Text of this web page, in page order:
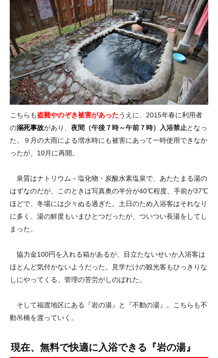
こちらも盗難やのぞき被害があったうえに、2015年春に利用者
の溺死事故があり、 夜間（午後７時～午前７時）入浴禁止となっ
た。９月の大雨による増水時にも被害にあって一時使用できなか
ったが、10月に再開。
泉質はナトリウム－塩化物・炭酸水素塩泉で、あたたまる湯の
はずなのだが、このときは写真奥の半分が40℃程度、手前が37℃
ほどで、冬場には少々ぬる過ぎた。土日のため入浴客はそれなり
に多く、湯の鮮度もいまひとつだったが、ついつい長湯をしてし
まった。
協力金100円を入れる箱があるが、目立たないせいか入浴客は
ほとんど気付かないようだった。見学だけの観光客もひっきりな
しにやってくる。管理の苦労がしのばれた。
そして福渡地区にある『岩の湯』と『不動の湯』。こちらも不
動吊橋を渡っていく。
現在、無料で快適に入浴できる『岩の湯』